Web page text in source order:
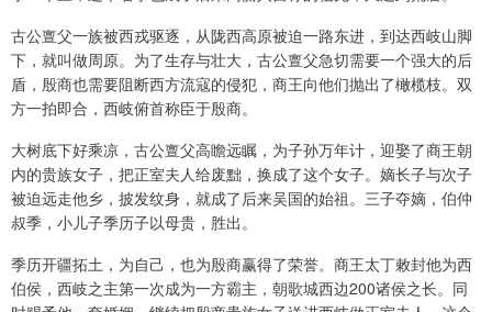
古公亶父一族被西戎驱逐，从陇西高原被迫一路东进，到达西岐山脚
下，就叫做周原。为了生存与壮大，古公亶父急切需要一个强大的后
盾，殷商也需要阻断西方流寇的侵犯，商王向他们抛出了橄榄枝。双
方一拍即合，西岐俯首称臣于殷商。
大树底下好乘凉，古公亶父高瞻远瞩，为子孙万年计，迎娶了商王朝
内的贵族女子，把正室夫人给废黜，换成了这个女子。嫡长子与次子
被迫远走他乡，披发纹身，就成了后来吴国的始祖。三子夺嫡，伯仲
叔季，小儿子季历子以母贵，胜出。
季历开疆拓土，为自己，也为殷商赢得了荣誉。商王太丁敕封他为西
伯侯，西岐之主第一次成为一方霸主，朝歌城西边200诸侯之长。同